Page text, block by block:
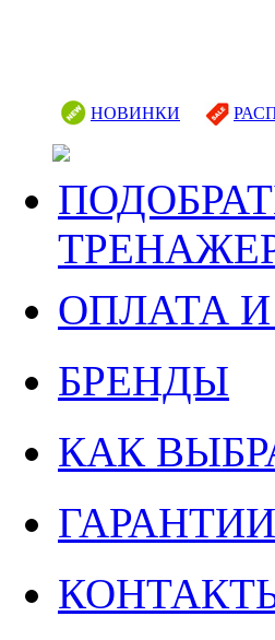
НОВИНКИ
ОПЛАТА
БРЕНДЫ
КАК
ГАРАНТИИ